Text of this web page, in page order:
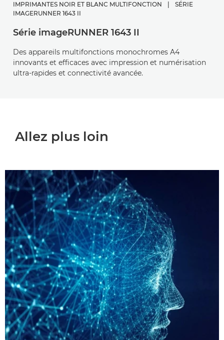
IMPRIMANTES NOIR ET BLANC MULTIFONCTION
SÉRIE
IMAGERUNNER 1643 II
Série imageRUNNER 1643 II
Des appareils multifonctions monochromes A4
innovants et efficaces avec impression et numérisation
ultra-rapides et connectivité avancée.
Allez plus loin